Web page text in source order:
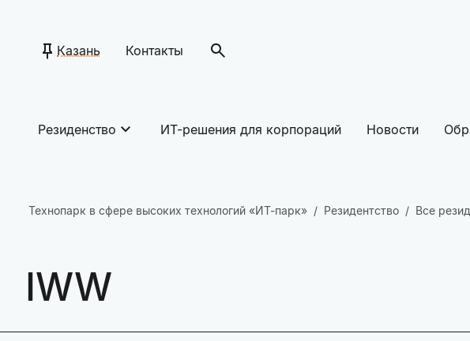
Казань Контакты
Резиденство ИТ-решения для корпораций Новости
Технопарк в сфере высоких технологий «ИТ-парк» Резидентство Все
IWW